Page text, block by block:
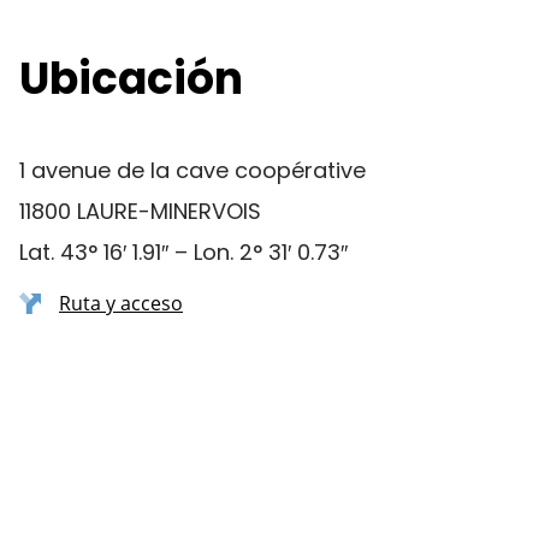
Ubicación
1 avenue de la cave coopérative
11800 LAURE-MINERVOIS
Lat. 43° 16′ 1.91″ – Lon. 2° 31′ 0.73″
Ruta y acceso